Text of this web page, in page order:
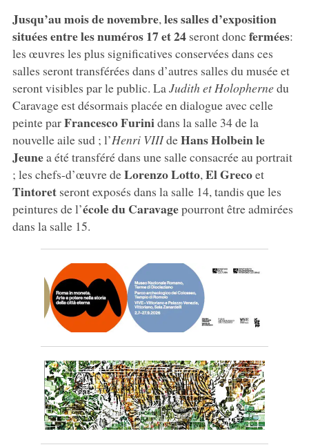
Jusqu’au mois de novembre, les salles d’exposition
situées entre les numéros 17 et 24seront donc fermées:
les œuvres les plus significatives conservées dans ces
salles seront transférées dans d’autres salles du musée et
seront visibles par le public. La Judith et Holophernedu
Caravage est désormais placée en dialogue avec celle
peinte parFrancesco Furinidans la salle 34 de la
nouvelle aile sud ; l’Henri VIIIdeHans Holbein le
Jeunea été transféré dans une salle consacrée au portrait
; les chefs-d’œuvre deLorenzoLotto, El Grecoet
Tintoretseront exposés dans la salle 14, tandis que les
peintures de l’école du Caravagepourront être admirées
dans la salle 15.